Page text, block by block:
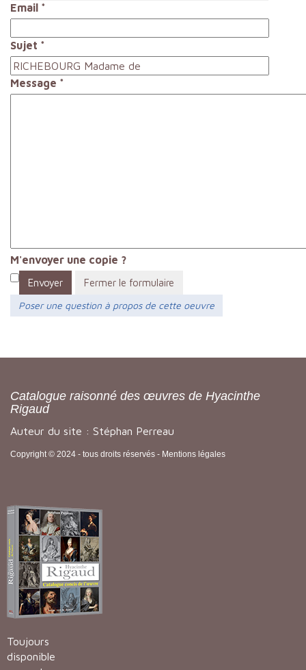
Email *
Sujet *
Message *
M'envoyer une copie ?
Envoyer
Fermer le formulaire
Poser une question à propos de cette oeuvre
Catalogue raisonné des œuvres de Hyacinthe
Rigaud
Auteur du site : Stéphan Perreau
Copyright © 2024 - tous droits réservés - Mentions légales
Toujours
disponible